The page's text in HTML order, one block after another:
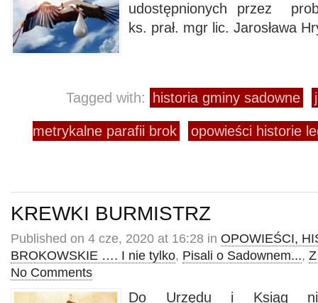
udostępnionych przez
ks. prał. mgr lic. Jarosława
Tagged with: historia gminy sadowne
metrykalne parafii brok opowieści historie
KREWKI BURMISTRZ
Published on 4 cze, 2020 at 16:28 in OPOWIEŚCI,
BROKOWSKIE …. I nie tylko, Pisali o Sadownem...,
No Comments
Do Urzędu i Ksiąg